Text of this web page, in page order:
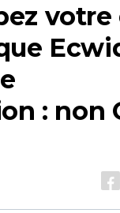
: non